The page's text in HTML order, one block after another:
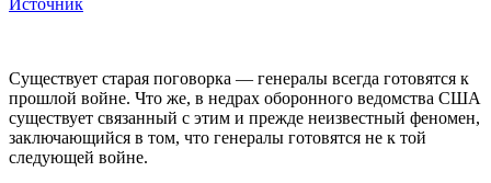
Существует старая поговорка — генералы всегда готовятся к
прошлой войне. Что же, в недрах оборонного ведомства США
существует связанный с этим и прежде неизвестный феномен,
заключающийся в том, что генералы готовятся не к той
следующей войне.